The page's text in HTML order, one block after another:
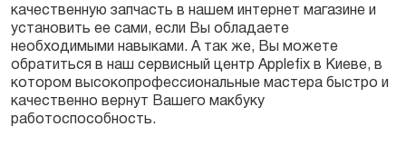
качественную запчасть в нашем интернет магазине и
установить ее сами, если Вы обладаете
необходимыми навыками. А так же, Вы можете
обратиться в наш сервисный центр Applefix в Киеве, в
котором высокопрофессиональные мастера быстро и
качественно вернут Вашего макбуку
работоспособность.